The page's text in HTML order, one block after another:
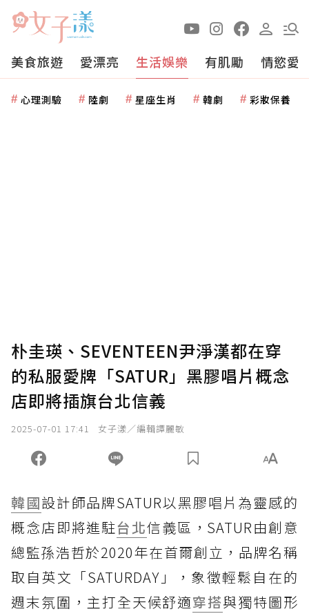
美食旅遊 愛漂亮 生活娛樂 有肌勵 情慾愛
心理測驗 陸劇 星座生肖 韓劇 彩妝保養
朴圭瑛、SEVENTEEN尹淨漢都在穿
的私服愛牌「SATUR」黑膠唱片概念
店即將插旗台北信義
2025-07-01 17:41 女子漾／編輯譚麗敏
韓國設計師品牌SATUR以黑膠唱片為靈感的
概念店即將進駐台北信義區，SATUR由創意
總監孫浩哲於2020年在首爾創立，品牌名稱
取自英文「SATURDAY」，象徵輕鬆自在的
週末氛圍，主打全天候舒適穿搭與獨特圖形